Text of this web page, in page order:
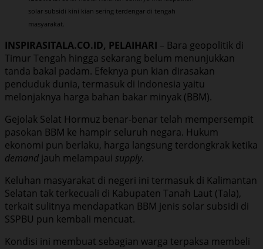
solar subsidi kini kian sering terdengar di tengah
masyarakat.
INSPIRASITALA.CO.ID, PELAIHARI – Bara geopolitik di
Timur Tengah hingga sekarang belum menunjukkan
tanda bakal padam. Efeknya pun kian dirasakan
penduduk dunia, termasuk di Indonesia yaitu
melonjaknya harga bahan bakar minyak (BBM).
Gejolak Selat Hormuz benar-benar telah mempersempit
pasokan BBM ke hampir seluruh negara. Hukum
ekonomi pun berlaku, harga langsung terdongkrak ketika
demand jauh melampaui supply.
Keluhan masyarakat di negeri ini termasuk di Kalimantan
Selatan tak terkecuali di Kabupaten Tanah Laut (Tala),
terkait sulitnya mendapatkan BBM jenis solar subsidi di
SSPBU pun kembali mencuat.
Kondisi ini membuat sebagian warga terpaksa membeli